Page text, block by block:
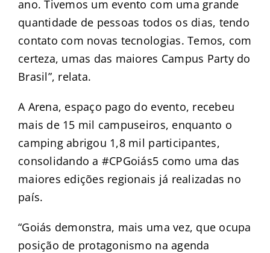
ano. Tivemos um evento com uma grande
quantidade de pessoas todos os dias, tendo
contato com novas tecnologias. Temos, com
certeza, umas das maiores Campus Party do
Brasil”, relata.
A Arena, espaço pago do evento, recebeu
mais de 15 mil campuseiros, enquanto o
camping abrigou 1,8 mil participantes,
consolidando a #CPGoiás5 como uma das
maiores edições regionais já realizadas no
país.
“Goiás demonstra, mais uma vez, que ocupa
posição de protagonismo na agenda